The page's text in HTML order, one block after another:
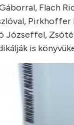
Flach
Józseffel,
is